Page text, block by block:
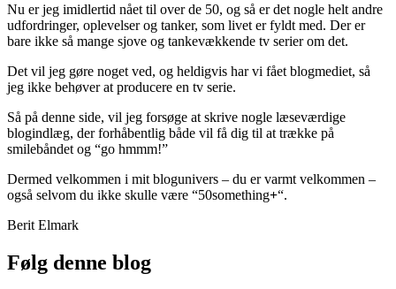
Nu er jeg imidlertid nået til over de 50, og så er det nogle helt andre
udfordringer, oplevelser og tanker, som livet er fyldt med. Der er
bare ikke så mange sjove og tankevækkende tv serier om det.
Det vil jeg gøre noget ved, og heldigvis har vi fået blogmediet, så
jeg ikke behøver at producere en tv serie.
Så på denne side, vil jeg forsøge at skrive nogle læseværdige
blogindlæg, der forhåbentlig både vil få dig til at trække på
smilebåndet og “go hmmm!”
Dermed velkommen i mit blogunivers – du er varmt velkommen –
også selvom du ikke skulle være “50something+“.
Berit Elmark
Følg denne blog